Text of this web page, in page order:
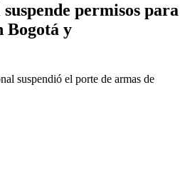
permisos para
Bogotá y
suspendió el porte de armas de